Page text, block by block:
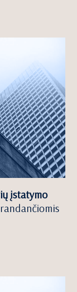
įstatymo